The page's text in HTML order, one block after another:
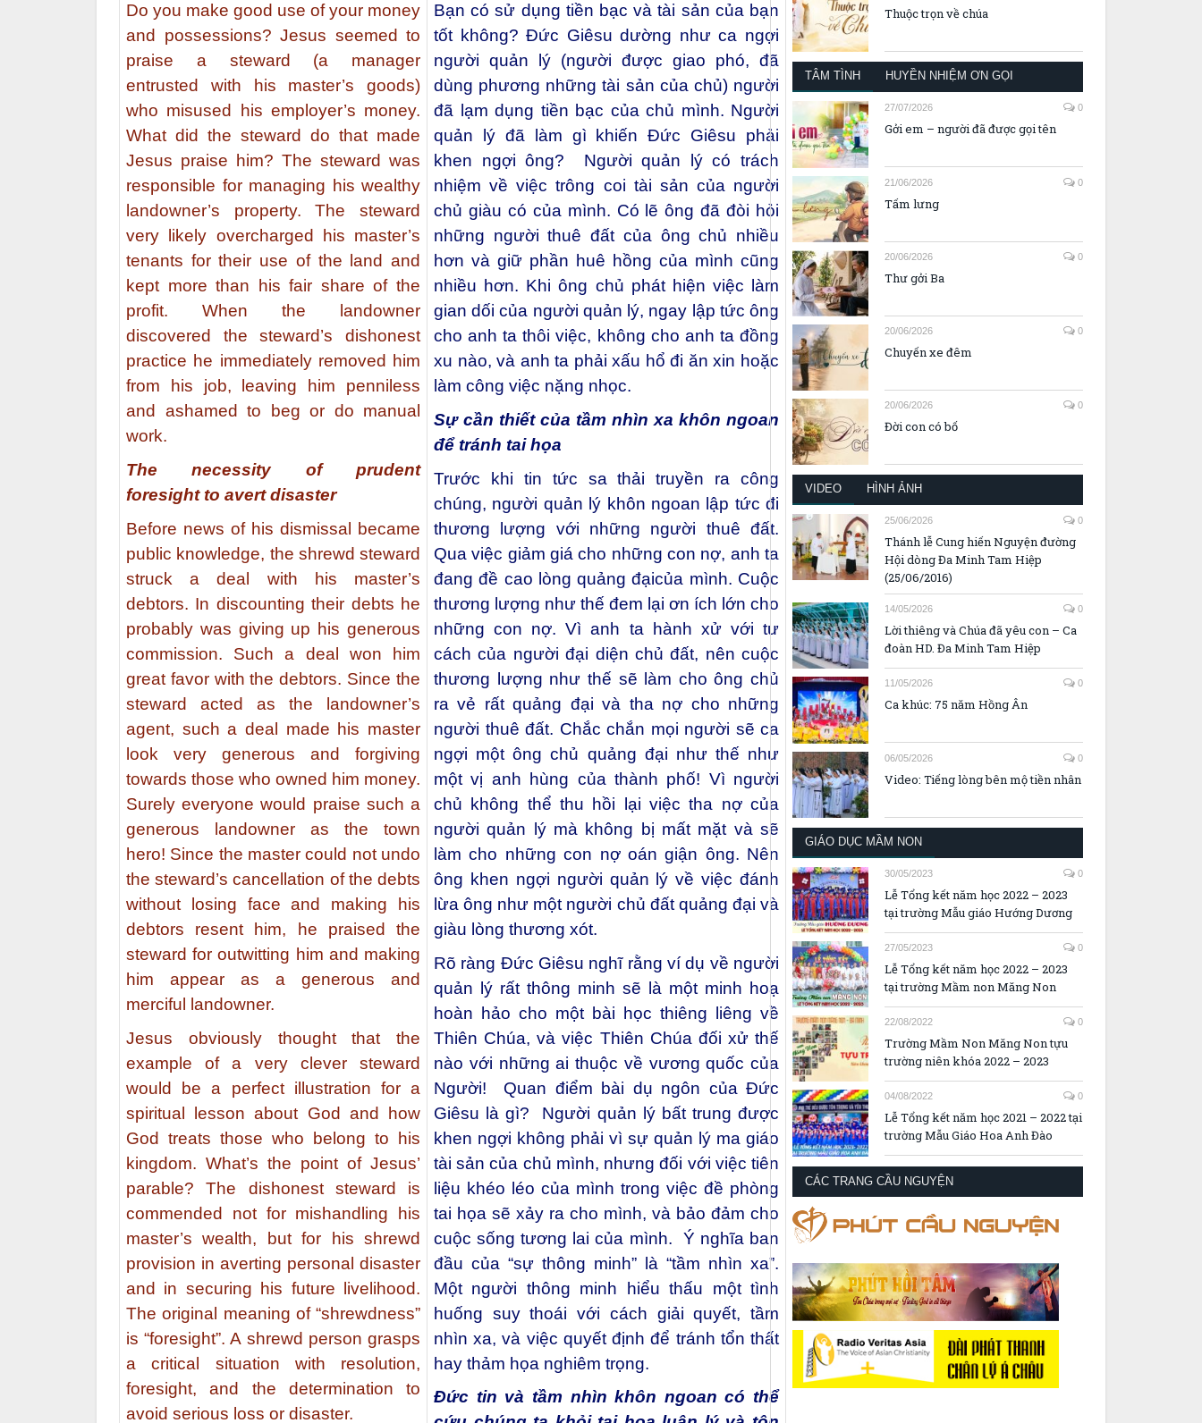
Do you make good use of your money
and possessions? Jesus seemed to
praise a steward (a manager
entrusted with his master’s goods)
who misused his employer’s money.
What did the steward do that made
Jesus praise him? The steward was
responsible for managing his wealthy
landowner’s property. The steward
very likely overcharged his master’s
tenants for their use of the land and
kept more than his fair share of the
profit. When the landowner
discovered the steward’s dishonest
practice he immediately removed him
from his job, leaving him penniless
and ashamed to beg or do manual
work.
The necessity of prudent
foresight to avert disaster
Before news of his dismissal became
public knowledge, the shrewd steward
struck a deal with his master’s
debtors. In discounting their debts he
probably was giving up his generous
commission. Such a deal won him
great favor with the debtors. Since the
steward acted as the landowner’s
agent, such a deal made his master
look very generous and forgiving
towards those who owned him money.
Surely everyone would praise such a
generous landowner as the town
hero! Since the master could not undo
the steward’s cancellation of the debts
without losing face and making his
debtors resent him, he praised the
steward for outwitting him and making
him appear as a generous and
merciful landowner.
Jesus obviously thought that the
example of a very clever steward
would be a perfect illustration for a
spiritual lesson about God and how
God treats those who belong to his
kingdom. What’s the point of Jesus’
parable? The dishonest steward is
commended not for mishandling his
master’s wealth, but for his shrewd
provision in averting personal disaster
and in securing his future livelihood.
The original meaning of “shrewdness”
is “foresight”. A shrewd person grasps
a critical situation with resolution,
foresight, and the determination to
avoid serious loss or disaster.
Bạn có sử dụng tiền bạc và tài sản của bạn
tốt không? Đức Giêsu dường như ca ngợi
người quản lý (người được giao phó, đã
dùng phương những tài sản của chủ) người
đã lạm dụng tiền bạc của chủ mình. Người
quản lý đã làm gì khiến Đức Giêsu phải
khen ngợi ông? Người quản lý có trách
nhiệm về việc trông coi tài sản của người
chủ giàu có của mình. Có lẽ ông đã đòi hỏi
những người thuê đất của ông chủ nhiều
hơn và giữ phần huê hồng của mình cũng
nhiều hơn. Khi ông chủ phát hiện việc làm
gian dối của người quản lý, ngay lập tức ông
cho anh ta thôi việc, không cho anh ta đồng
xu nào, và anh ta phải xấu hổ đi ăn xin hoặc
làm công việc nặng nhọc.
Sự cần thiết của tầm nhìn xa khôn ngoan
để tránh tai họa
Trước khi tin tức sa thải truyền ra công
chúng, người quản lý khôn ngoan lập tức đi
thương lượng với những người thuê đất.
Qua việc giảm giá cho những con nợ, anh ta
đang đề cao lòng quảng đạicủa mình. Cuộc
thương lượng như thế đem lại ơn ích lớn cho
những con nợ. Vì anh ta hành xử với tư
cách của người đại diện chủ đất, nên cuộc
thương lượng như thế sẽ làm cho ông chủ
ra vẻ rất quảng đại và tha nợ cho những
người thuê đất. Chắc chắn mọi người sẽ ca
ngợi một ông chủ quảng đại như thế như
một vị anh hùng của thành phố! Vì người
chủ không thể thu hồi lại việc tha nợ của
người quản lý mà không bị mất mặt và sẽ
làm cho những con nợ oán giận ông. Nên
ông khen ngợi người quản lý về việc đánh
lừa ông như một người chủ đất quảng đại và
giàu lòng thương xót.
Rõ ràng Đức Giêsu nghĩ rằng ví dụ về người
quản lý rất thông minh sẽ là một minh hoạ
hoàn hảo cho một bài học thiêng liêng về
Thiên Chúa, và việc Thiên Chúa đối xử thế
nào với những ai thuộc về vương quốc của
Người! Quan điểm bài dụ ngôn của Đức
Giêsu là gì? Người quản lý bất trung được
khen ngợi không phải vì sự quản lý ma giáo
tài sản của chủ mình, nhưng đối với việc tiên
liệu khéo léo của mình trong việc đề phòng
tai họa sẽ xảy ra cho mình, và bảo đảm cho
cuộc sống tương lai của mình. Ý nghĩa ban
đầu của “sự thông minh” là “tầm nhìn xa”.
Một người thông minh hiểu thấu một tình
huống suy thoái với cách giải quyết, tầm
nhìn xa, và việc quyết định để tránh tổn thất
hay thảm họa nghiêm trọng.
Đức tin và tầm nhìn khôn ngoan có thể
Thuộc trọn về chúa
TÂM TÌNH HUYỀN NHIỆM ƠN GỌI
27/07/2026 0
Gởi em – người đã được gọi tên
21/06/2026 0
Tấm lưng
20/06/2026 0
Thư gởi Ba
20/06/2026 0
Chuyến xe đêm
20/06/2026 0
Đời con có bố
VIDEO HÌNH ẢNH
25/06/2026 0
Thánh lễ Cung hiến Nguyện đường
Hội dòng Đa Minh Tam Hiệp
(25/06/2016)
14/05/2026 0
Lời thiêng và Chúa đã yêu con – Ca
đoàn HD. Đa Minh Tam Hiệp
11/05/2026 0
Ca khúc: 75 năm Hồng Ân
06/05/2026 0
Video: Tiếng lòng bên mộ tiền nhân
GIÁO DỤC MẦM NON
30/05/2023 0
Lễ Tổng kết năm học 2022 – 2023
tại trường Mẫu giáo Hướng Dương
27/05/2023 0
Lễ Tổng kết năm học 2022 – 2023
tại trường Mầm non Măng Non
22/08/2022 0
Trường Mầm Non Măng Non tựu
trường niên khóa 2022 – 2023
04/08/2022 0
Lễ Tổng kết năm học 2021 – 2022 tại
trường Mẫu Giáo Hoa Anh Đào
CÁC TRANG CẦU NGUYỆN